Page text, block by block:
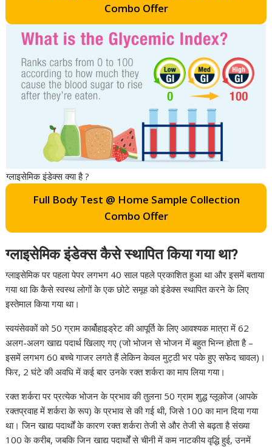
Combo Offer
ग्लाइसेमिक इंडेक्स क्या है ?
Full Body Test @ Home Sample Collection
Combo Offer
ग्लाइसेमिक इंडेक्स कैसे स्थापित किया गया था?
ग्लाइसेमिक पर पहला पेपर लगभग 40 साल पहले प्रकाशित हुआ था और इसमें बताया
गया था कि कैसे स्वस्थ लोगों के एक छोटे समूह को इंडेक्स स्थापित करने के लिए
इस्तेमाल किया गया था।
स्वयंसेवकों को 50 ग्राम कार्बोहाइड्रेट की आपूर्ति के लिए आवश्यक मात्रा में 62
अलग-अलग खाद्य पदार्थ खिलाए गए (जो भोजन से भोजन में बहुत भिन्न होता है –
इसमें लगभग 60 बच्चे गाजर लगते हैं लेकिन केवल मुट्ठी भर पके हुए सफेद चावल)।
फिर, 2 घंटे की अवधि में कई बार उनके रक्त शर्करा का माप लिया गया।
रक्त शर्करा पर प्रत्येक भोजन के प्रभाव की तुलना 50 ग्राम शुद्ध ग्लूकोज (आपके
रक्तप्रवाह में शर्करा के रूप) के प्रभाव से की गई थी, जिसे 100 का मान दिया गया
था। जिन खाद्य पदार्थों के कारण रक्त शर्करा तेजी से और तेजी से बढ़ता है संख्या
100 के करीब, जबकि जिन खाद्य पदार्थों से चीनी में कम नाटकीय वृद्धि हुई, उनमें